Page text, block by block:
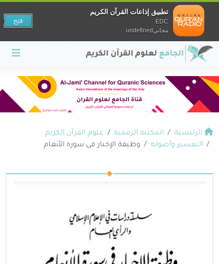
الرئيسية المكتبة الرقمية
علوم القرآن الكريم
التفسير وأصوله
وظيفة الإخبار في سورة الأنعام
تطبيق إذاعات القرآن الكريم
EDC
مجانيundefined
فتح